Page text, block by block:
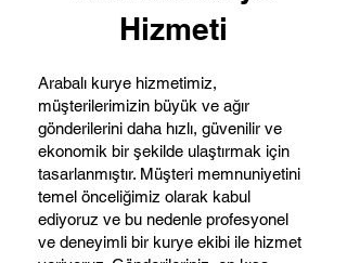
Hizmeti
Arabalı kurye hizmetimiz,
müşterilerimizin büyük ve ağır
gönderilerini daha hızlı, güvenilir ve
ekonomik bir şekilde ulaştırmak için
tasarlanmıştır. Müşteri memnuniyetini
temel önceliğimiz olarak kabul
ediyoruz ve bu nedenle profesyonel
ve deneyimli bir kurye ekibi ile hizmet